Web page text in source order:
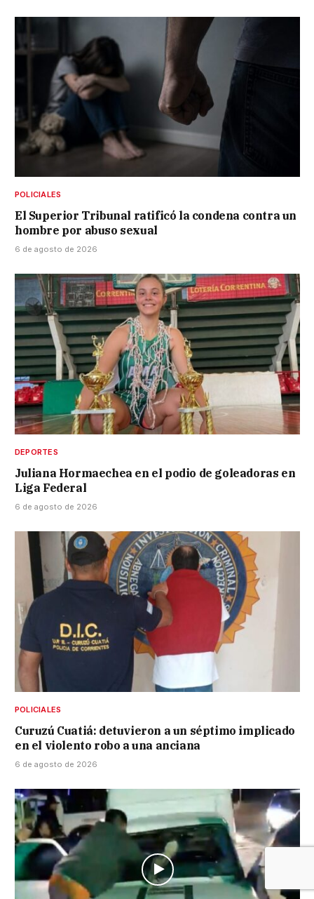
POLICIALES
El Superior Tribunal ratificó la condena contra un
hombre por abuso sexual
6 de agosto de 2026
DEPORTES
Juliana Hormaechea en el podio de goleadoras en
Liga Federal
6 de agosto de 2026
POLICIALES
Curuzú Cuatiá: detuvieron a un séptimo implicado
en el violento robo a una anciana
6 de agosto de 2026